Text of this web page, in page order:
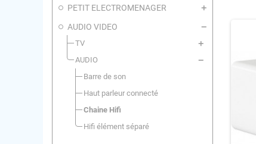
PETIT ELECTROMENAGER
AUDIO VIDEO
TV
AUDIO
Barre de son
Haut parleur connecté
Chaine Hifi
Hifi élément séparé